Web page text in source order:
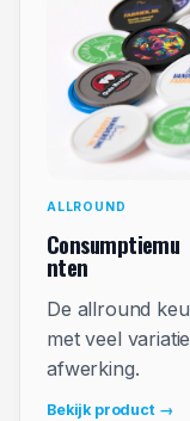
ALLROUND
Consumptiemu
nten
De allround
met veel
afwerking.
Bekijk product